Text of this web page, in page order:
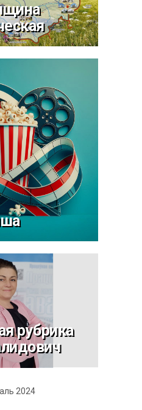
рубрика
2024